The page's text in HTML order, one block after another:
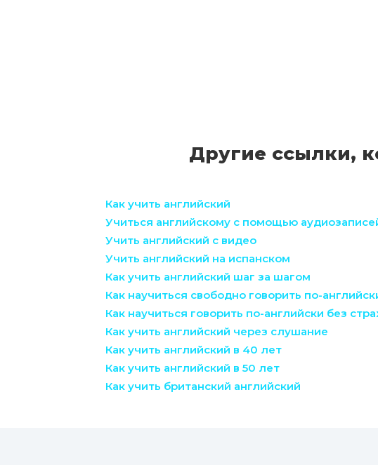
Другие ссылки,
Как учить английский
Учиться английскому с помощью
Учить английский с видео
Учить английский на испанском
Как учить английский шаг за шагом
Как научиться свободно говорить по-
Как научиться говорить по-английски без
Как учить английский через слушание
Как учить английский в 40 лет
Как учить английский в 50 лет
Как учить британский английский